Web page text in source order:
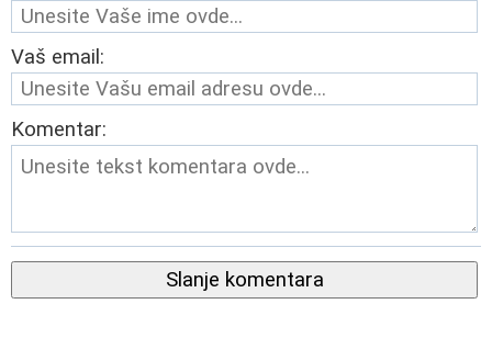
Vaš email:
Komentar:
Slanje komentara